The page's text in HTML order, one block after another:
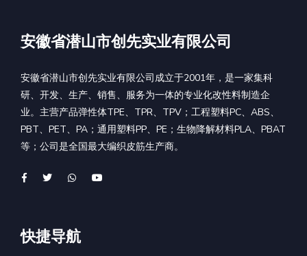
安徽省潜山市创先实业有限公司
安徽省潜山市创先实业有限公司成立于2001年，是一家集科
研、开发、生产、销售、服务为一体的专业化改性料制造企
业。主营产品弹性体TPE、TPR、TPV；工程塑料PC、ABS、
PBT、PET、PA；通用塑料PP、PE；生物降解材料PLA、PBAT
等；公司是全国最大编织皮筋生产商。
快捷导航